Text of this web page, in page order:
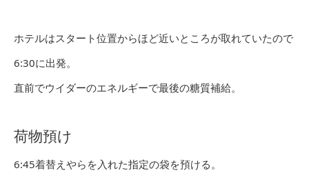
ホテルはスタート位置からほど近いところが取れていたので
6:30に出発。
直前でウイダーのエネルギーで最後の糖質補給。
荷物預け
6:45着替えやらを入れた指定の袋を預ける。